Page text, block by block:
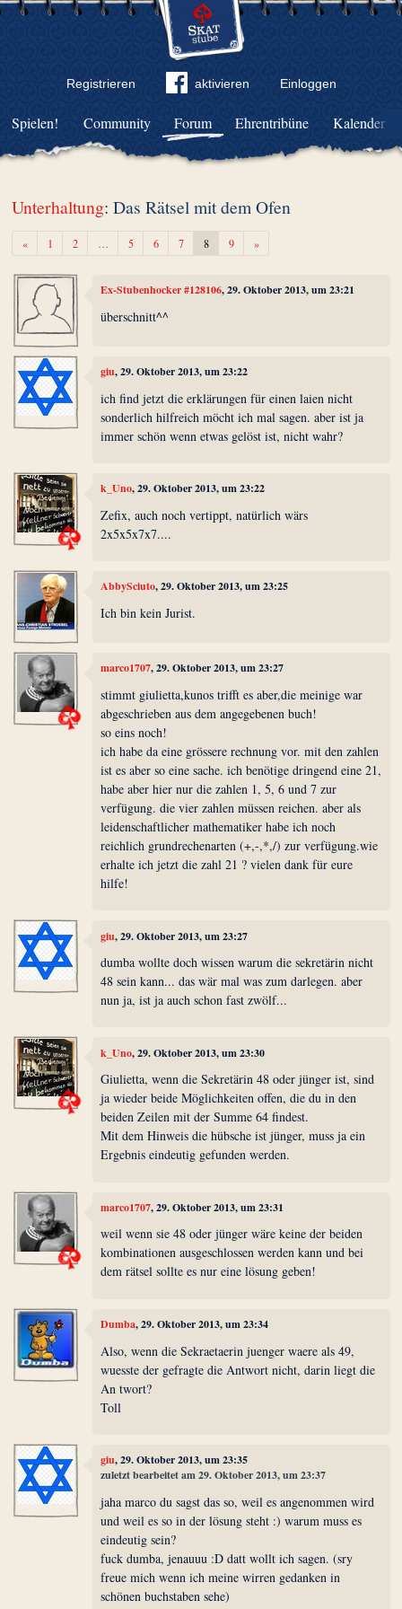
Registrieren aktivieren Einloggen
Community Forum Ehrentribüne Kalender
Spielen!
Unterhaltung: Das Rätsel mit dem Ofen
«Zurück1 2 … 5 6 7 8 9 »Weiter
Ex-Stubenhocker #128106, 29. Oktober 2013, um 23:21
überschnitt^^
giu, 29. Oktober 2013, um 23:22
ich find jetzt die erklärungen für einen laien nicht
sonderlich hilfreich möcht ich mal sagen. aber ist ja
immer schön wenn etwas gelöst ist, nicht wahr?
k_Uno, 29. Oktober 2013, um 23:22
Zefix, auch noch vertippt, natürlich wärs
2x5x5x7x7....
AbbySciuto, 29. Oktober 2013, um 23:25
Ich bin kein Jurist.
marco1707, 29. Oktober 2013, um 23:27
stimmt giulietta,kunos trifft es aber,die meinige war
abgeschrieben aus dem angegebenen buch!
so eins noch!
ich habe da eine grössere rechnung vor. mit den zahlen
ist es aber so eine sache. ich benötige dringend eine 21,
habe aber hier nur die zahlen 1, 5, 6 und 7 zur
verfügung. die vier zahlen müssen reichen. aber als
leidenschaftlicher mathematiker habe ich noch
reichlich grundrechenarten (+,-,*,/) zur verfügung.wie
erhalte ich jetzt die zahl 21 ? vielen dank für eure
hilfe!
giu, 29. Oktober 2013, um 23:27
dumba wollte doch wissen warum die sekretärin nicht
48 sein kann... das wär mal was zum darlegen. aber
nun ja, ist ja auch schon fast zwölf...
k_Uno, 29. Oktober 2013, um 23:30
Giulietta, wenn die Sekretärin 48 oder jünger ist, sind
ja wieder beide Möglichkeiten offen, die du in den
beiden Zeilen mit der Summe 64 findest.
Mit dem Hinweis die hübsche ist jünger, muss ja ein
Ergebnis eindeutig gefunden werden.
marco1707, 29. Oktober 2013, um 23:31
weil wenn sie 48 oder jünger wäre keine der beiden
kombinationen ausgeschlossen werden kann und bei
dem rätsel sollte es nur eine lösung geben!
Dumba, 29. Oktober 2013, um 23:34
Also, wenn die Sekraetaerin juenger waere als 49,
wuesste der gefragte die Antwort nicht, darin liegt die
An twort?
Toll
giu, 29. Oktober 2013, um 23:35
zuletzt bearbeitet am 29. Oktober 2013, um 23:37
jaha marco du sagst das so, weil es angenommen wird
und weil es so in der lösung steht :) warum muss es
eindeutig sein?
fuck dumba, jenauuu :D datt wollt ich sagen. (sry
freue mich wenn ich meine wirren gedanken in
schönen buchstaben sehe)